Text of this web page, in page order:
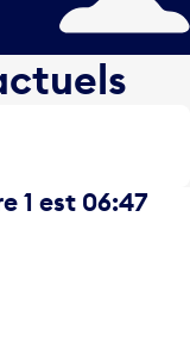
1 est 06:47